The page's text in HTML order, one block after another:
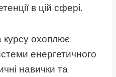
в цій сфері.
охоплює
енергетичного
навички та